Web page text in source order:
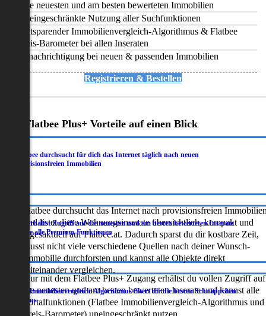
Alle neuesten und am besten bewerteten Immobilien
Uneingeschränkte Nutzung aller Suchfunktionen
Zeitsparender Immobilienvergleich-Algorithmus & Flatbee
Preis-Barometer bei allen Inseraten
Benachrichtigung bei neuen & passenden Immobilien
Registrieren & Bestellen
Flatbee Plus+ Vorteile auf einen Blick
Flatbee durchsucht für dich das Internet täglich nach neuen
provisionsfreien Immobilien
Flatbee durchsucht das Internet nach provisionsfreien
und listet diese Wohnungsinserate übersichtlich, kompakt und
tagesaktuell auf Flatbee.at. Dadurch sparst du dir kostbare Zeit,
musst nicht viele verschiedene Quellen nach deiner Wunsch-
Immobilie durchforsten und kannst alle Objekte direkt
miteinander vergleichen.
Du erhältst Zugriff auf die neuesten und am besten bewerteten Inserate
sowie alle Premium-Funktionen
Nur mit dem Flatbee Plus+ Zugang erhältst du vollen Zugriff auf
die neuesten und am besten bewerteten Inserate und kannst alle
Portalfunktionen (Flatbee Immobilienvergleich-Algorithmus und
Der Immobilienvergleich-Algorithmus filtert dir die besten Schnäppchen
heraus